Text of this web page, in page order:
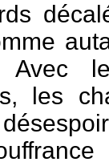
Avec
les